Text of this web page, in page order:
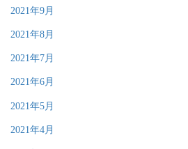
2021年9月
2021年8月
2021年7月
2021年6月
2021年5月
2021年4月